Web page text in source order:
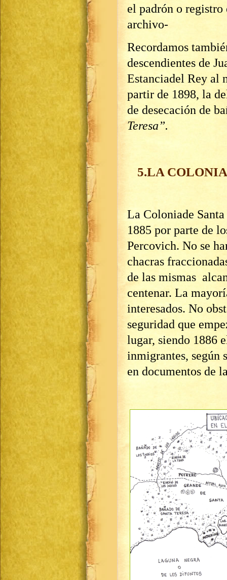
el padrón o registro
archivo-
Recordamos
descendientes de
Estanciadel Rey al
partir de 1898, la
de desecación de
Teresa”.
5.LA
La Coloniade
1885 por parte de
Percovich. No se
chacras
de las mismas
centenar. La
interesados. No
seguridad que
lugar, siendo 1886
inmigrantes, según
en documentos de